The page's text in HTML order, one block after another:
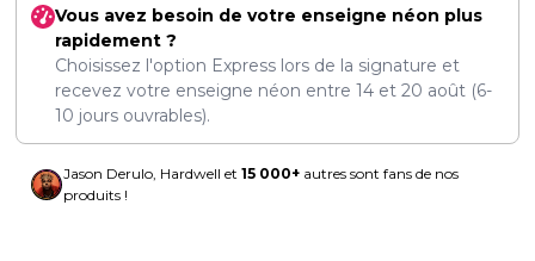
Vous avez besoin de votre enseigne néon plus
rapidement ?
Choisissez l'option Express lors de la signature et
recevez votre enseigne néon entre 14 et 20 août (6-
10 jours ouvrables).
Jason Derulo, Hardwell et 15 000+ autres sont fans de nos
produits !